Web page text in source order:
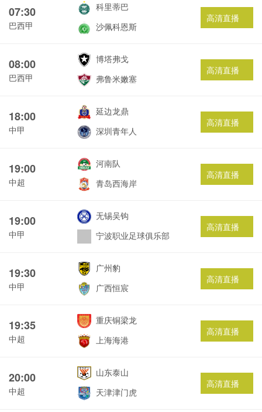
07:30
巴西甲
科里蒂巴
沙佩科恩斯
高清直播
08:00
巴西甲
博塔弗戈
弗鲁米嫩塞
高清直播
18:00
中甲
延边龙鼎
深圳青年人
高清直播
19:00
中超
河南队
青岛西海岸
高清直播
19:00
中甲
无锡吴钩
宁波职业足球俱乐部
高清直播
19:30
中甲
广州豹
广西恒宸
高清直播
19:35
中超
重庆铜梁龙
上海海港
高清直播
20:00
中超
山东泰山
天津津门虎
高清直播